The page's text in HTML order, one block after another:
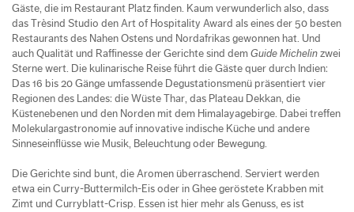
Gäste, die im Restaurant Platz finden. Kaum verwunderlich also, dass
das Trèsind Studio den Art of Hospitality Award als eines der 50 besten
Restaurants des Nahen Ostens und Nordafrikas gewonnen hat. Und
auch Qualität und Raffinesse der Gerichte sind dem Guide Michelin zwei
Sterne wert. Die kulinarische Reise führt die Gäste quer durch Indien:
Das 16 bis 20 Gänge umfassende Degustationsmenü präsentiert vier
Regionen des Landes: die Wüste Thar, das Plateau Dekkan, die
Küstenebenen und den Norden mit dem Himalayagebirge. Dabei treffen
Molekulargastronomie auf innovative indische Küche und andere
Sinneseinflüsse wie Musik, Beleuchtung oder Bewegung.
Die Gerichte sind bunt, die Aromen überraschend. Serviert werden
etwa ein Curry-Buttermilch-Eis oder in Ghee geröstete Krabben mit
Zimt und Curryblatt-Crisp. Essen ist hier mehr als Genuss, es ist